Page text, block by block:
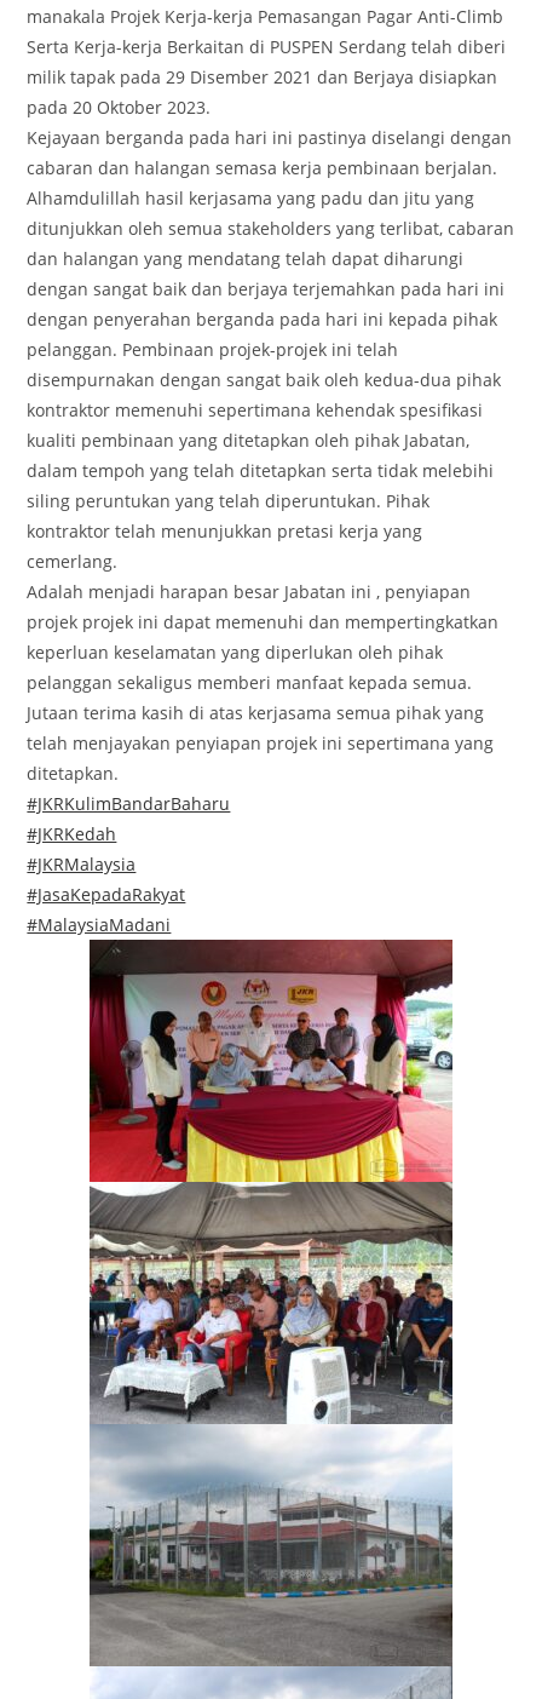
manakala Projek Kerja-kerja Pemasangan Pagar Anti-Climb
Serta Kerja-kerja Berkaitan di PUSPEN Serdang telah diberi
milik tapak pada 29 Disember 2021 dan Berjaya disiapkan
pada 20 Oktober 2023.
Kejayaan berganda pada hari ini pastinya diselangi dengan
cabaran dan halangan semasa kerja pembinaan berjalan.
Alhamdulillah hasil kerjasama yang padu dan jitu yang
ditunjukkan oleh semua stakeholders yang terlibat, cabaran
dan halangan yang mendatang telah dapat diharungi
dengan sangat baik dan berjaya terjemahkan pada hari ini
dengan penyerahan berganda pada hari ini kepada pihak
pelanggan. Pembinaan projek-projek ini telah
disempurnakan dengan sangat baik oleh kedua-dua pihak
kontraktor memenuhi sepertimana kehendak spesifikasi
kualiti pembinaan yang ditetapkan oleh pihak Jabatan,
dalam tempoh yang telah ditetapkan serta tidak melebihi
siling peruntukan yang telah diperuntukan. Pihak
kontraktor telah menunjukkan pretasi kerja yang
cemerlang.
Adalah menjadi harapan besar Jabatan ini , penyiapan
projek projek ini dapat memenuhi dan mempertingkatkan
keperluan keselamatan yang diperlukan oleh pihak
pelanggan sekaligus memberi manfaat kepada semua.
Jutaan terima kasih di atas kerjasama semua pihak yang
telah menjayakan penyiapan projek ini sepertimana yang
ditetapkan.
#JKRKulimBandarBaharu
#JKRKedah
#JKRMalaysia
#JasaKepadaRakyat
#MalaysiaMadani